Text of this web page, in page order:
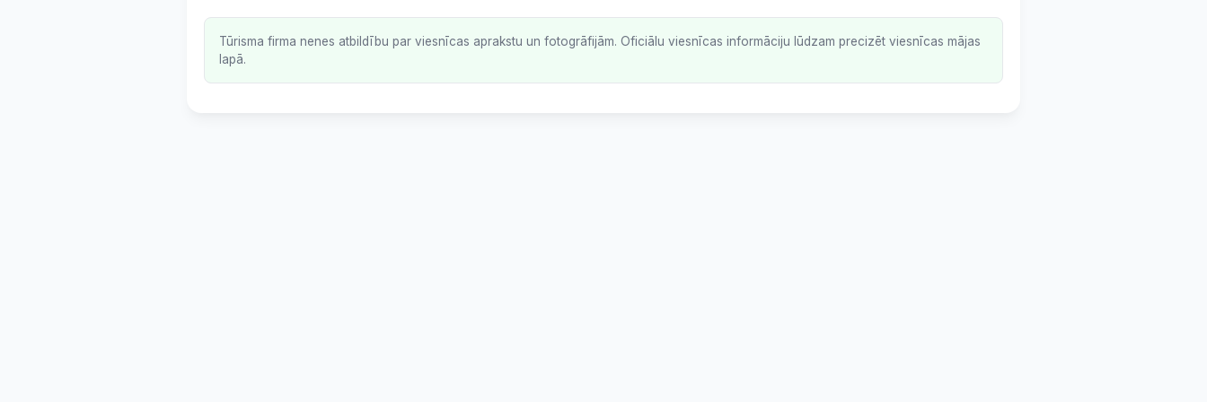
Tūrisma firma nenes atbildību par viesnīcas aprakstu un fotogrāfijām. Oficiālu viesnīcas informāciju lūdzam precizēt viesnīcas mājas
lapā.